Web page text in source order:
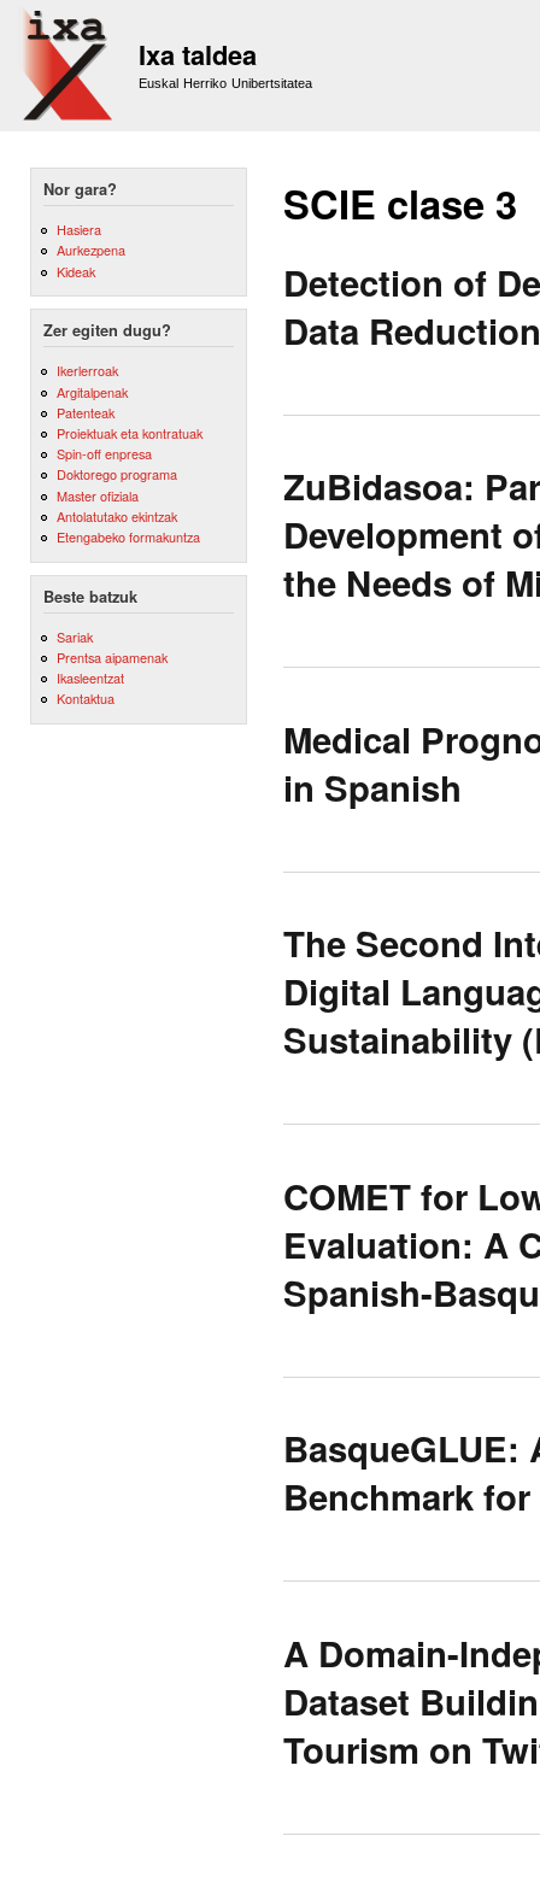
Ixa taldea
Euskal Herriko Unibertsitatea
Nor gara?
Hasiera
Aurkezpena
Kideak
Zer egiten dugu?
Ikerlerroak
Argitalpenak
Patenteak
Proiektuak eta kontratuak
Spin-off enpresa
Doktorego programa
Master ofiziala
Antolatutako ekintzak
Etengabeko formakuntza
Beste batzuk
Sariak
Prentsa aipamenak
Ikasleentzat
Kontaktua
SCIE clase 3
Detection of
Data
ZuBidasoa:
Development
the Needs of
Medical
in Spanish
The Second
Digital
Sustainability
COMET for
Evaluation: A
Spanish-
BasqueGLUE:
Benchmark
A Domain-
Dataset
Tourism on